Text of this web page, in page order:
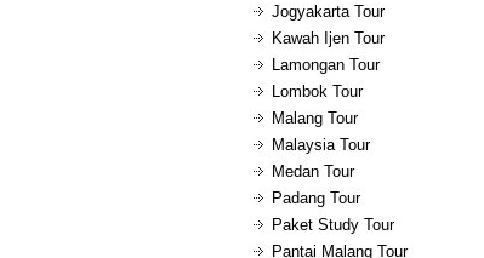
Jogyakarta Tour
Kawah Ijen Tour
Lamongan Tour
Lombok Tour
Malang Tour
Malaysia Tour
Medan Tour
Padang Tour
Paket Study Tour
Pantai Malang Tour